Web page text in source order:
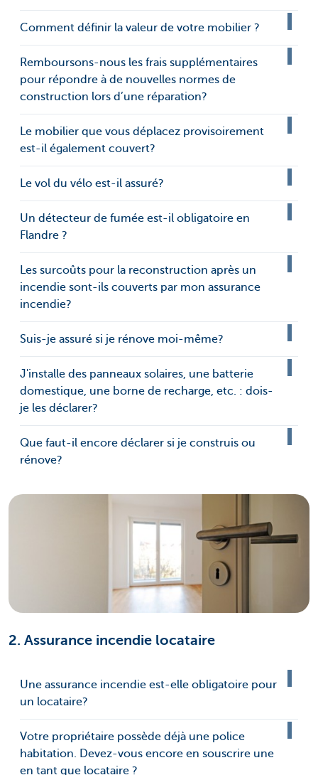
Comment définir la valeur de votre mobilier ?
Remboursons-nous les frais supplémentaires
pour répondre à de nouvelles normes de
construction lors d’une réparation?
Le mobilier que vous déplacez provisoirement
est-il également couvert?
Le vol du vélo est-il assuré?
Un détecteur de fumée est-il obligatoire en
Flandre ?
Les surcoûts pour la reconstruction après un
incendie sont-ils couverts par mon assurance
incendie?
Suis-je assuré si je rénove moi-même?
J'installe des panneaux solaires, une batterie
domestique, une borne de recharge, etc. : dois-
je les déclarer?
Que faut-il encore déclarer si je construis ou
rénove?
2. Assurance incendie locataire
Une assurance incendie est-elle obligatoire pour
un locataire?
Votre propriétaire possède déjà une police
habitation. Devez-vous encore en souscrire une
en tant que locataire ?